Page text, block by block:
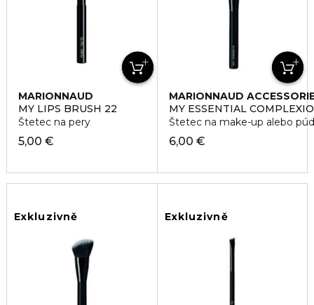
MARIONNAUD
ACCESSORIES
MY LIPS BRUSH 22
Štetec na pery
5,00 €
MARIONNAUD
MY ESSENTIAL
Štetec na make-up alebo
6,00 €
Exkluzivně Exkluzivně